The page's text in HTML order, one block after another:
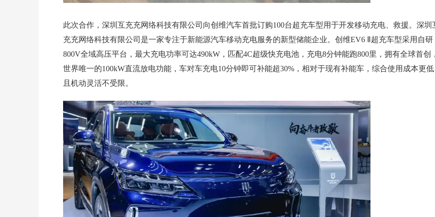
此次合作，深圳互充充网络科技有限公司向创维汽车首批订购100台超充车型用于开发移动充电、救援。深圳
充充网络科技有限公司是一家专注于新能源汽车移动充电服务的新型储能企业。创维EV6 Ⅱ超充车型采用自研
800V全域高压平台，最大充电功率可达490kW，匹配4C超级快充电池，充电8分钟能跑800里，拥有全球首创，
世界唯一的100kW直流放电功能，车对车充电10分钟即可补能超30%，相对于现有补能车，综合使用成本更低
且机动灵活不受限。